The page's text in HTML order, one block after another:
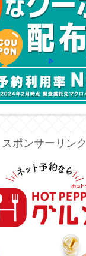
スポンサーリンク